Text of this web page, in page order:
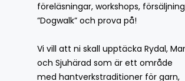
föreläsningar, workshops,
”Dogwalk” och prova på!
Vi vill att ni skall upptäcka Rydal,
och Sjuhärad som är ett område
med hantverkstraditioner för garn,